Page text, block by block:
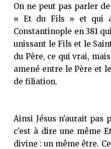
On ne peut pas parler
« Et du Fils » et qui
Constantinople en 381
unissant le Fils et le
du Père, ce qui vrai,
amené entre le Père et
de filiation.
Ainsi Jésus n’aurait pas
c’est à dire une même
divine : un même être.